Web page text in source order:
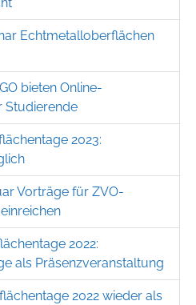
Echtmetalloberflächen
bieten Online-
Studierende
2023:
Vorträge für ZVO-
2022:
als Präsenzveranstaltung
2022 wieder als